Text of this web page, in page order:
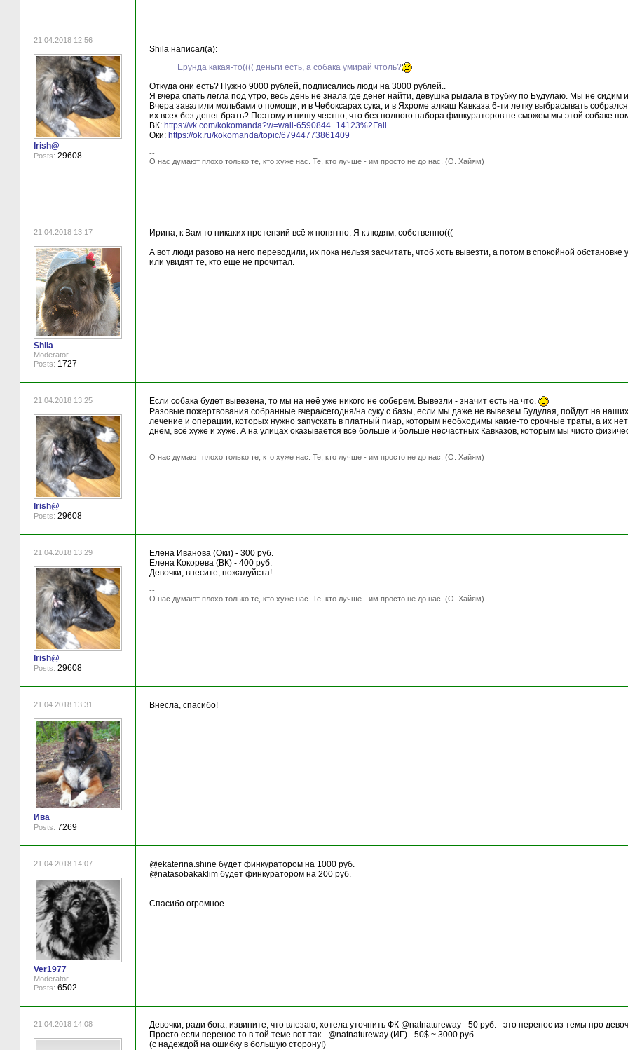
21.04.2018 12:56
Irish@
Posts: 29608
Shila написал(а):
Ерунда какая-то(((( деньги есть, а собака умирай чтоль?
Откуда они есть? Нужно 9000 рублей, подписались люди на 3000 рублей..
Я вчера спать легла под утро, весь день не знала где денег найти, девушка рыдала в трубку по Будулаю. Мы не
Вчера завалили мольбами о помощи, и в Чебоксарах сука, и в Яхроме алкаш Кавказа 6-ти летку выбрасывать
их всех без денег брать? Поэтому и пишу честно, что без полного набора финкураторов не сможем мы этой собаке
ВК: https://vk.com/kokomanda?w=wall-6590844_14123%2Fall
Оки: https://ok.ru/kokomanda/topic/67944773861409
--
О нас думают плохо только те, кто хуже нас. Те, кто лучше - им просто не до нас. (О. Хайям)
21.04.2018 13:17
Shila
Moderator
Posts: 1727
Ирина, к Вам то никаких претензий всё ж понятно. Я к людям, собственно(((
А вот люди разово на него переводили, их пока нельзя засчитать, чтоб хоть вывезти, а потом в спокойной
или увидят те, кто еще не прочитал.
21.04.2018 13:25
Irish@
Posts: 29608
Если собака будет вывезена, то мы на неё уже никого не соберем. Вывезли - значит есть на что.
Разовые пожертвования собранные вчера/сегодня/на суку с базы, если мы даже не вывезем Будулая, пойдут на
лечение и операции, которых нужно запускать в платный пиар, которым необходимы какие-то срочные траты, а их
днём, всё хуже и хуже. А на улицах оказывается всё больше и больше несчастных Кавказов, которым мы чисто
--
О нас думают плохо только те, кто хуже нас. Те, кто лучше - им просто не до нас. (О. Хайям)
21.04.2018 13:29
Irish@
Posts: 29608
Елена Иванова (Оки) - 300 руб.
Елена Кокорева (ВК) - 400 руб.
Девочки, внесите, пожалуйста!
--
О нас думают плохо только те, кто хуже нас. Те, кто лучше - им просто не до нас. (О. Хайям)
21.04.2018 13:31
Ива
Posts: 7269
Внесла, спасибо!
21.04.2018 14:07
Ver1977
Moderator
Posts: 6502
@ekaterina.shine будет финкуратором на 1000 руб.
@natasobakaklim будет финкуратором на 200 руб.
Спасибо огромное
21.04.2018 14:08
Девочки, ради бога, извините, что влезаю, хотела уточнить ФК @natnatureway - 50 руб. - это перенос из темы про
Просто если перенос то в той теме вот так - @natnatureway (ИГ) - 50$ ~ 3000 руб.
(с надеждой на ошибку в большую сторону!)